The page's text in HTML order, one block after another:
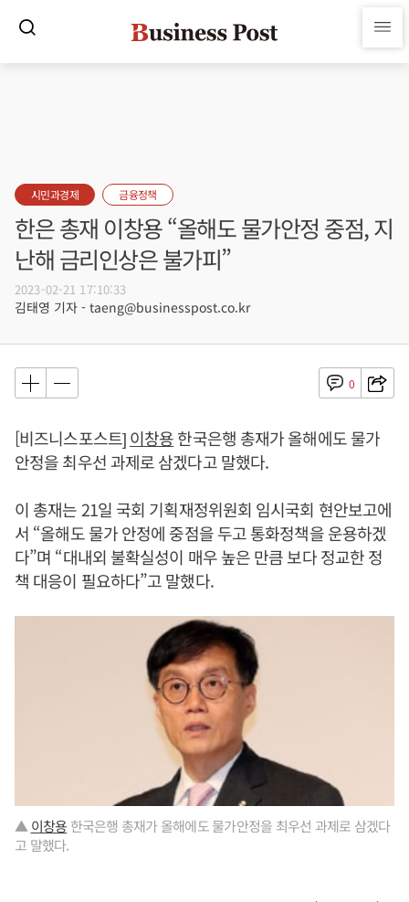
시민과경제 금융정책
한은 총재 이창용 “올해도 물가안정 중점, 지
난해 금리인상은 불가피”
2023-02-21 17:10:33
김태영 기자 - taeng@businesspost.co.kr
0
[비즈니스포스트]이창용한국은행 총재가 올해에도 물가
안정을 최우선 과제로 삼겠다고 말했다.
이 총재는 21일 국회 기획재정위원회 임시국회 현안보고에
서 “올해도 물가 안정에 중점을 두고 통화정책을 운용하겠
다”며 “대내외 불확실성이 매우 높은 만큼 보다 정교한 정
책 대응이 필요하다”고 말했다.
▲ 이창용 한국은행 총재가 올해에도 물가안정을 최우선 과제로 삼겠다
고 말했다.